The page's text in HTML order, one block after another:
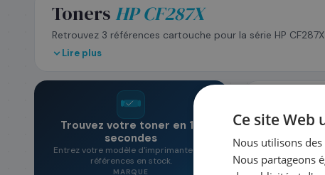
Toners HP CF287X
Retrouvez 3 références cartouche pour la série HP
Lire plus
Trouvez votre toner en 10
secondes
Entrez votre modèle d'imprimante — 3
références en stock.
MARQUE
NAVIGUER PAR
3toners
RÉFÉRENCE DU PRODUIT*
FRÉQUENCE*
DATE DE PREMIÈRE LIVRAISON SOUHAITÉE
NOM*
Ce site Web
Nous utilisons
Nous partageons